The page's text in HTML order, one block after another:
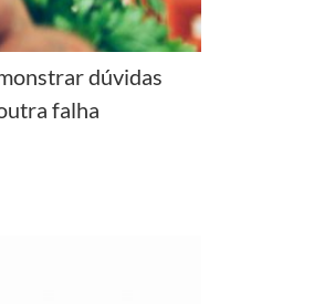
dúvidas
falha